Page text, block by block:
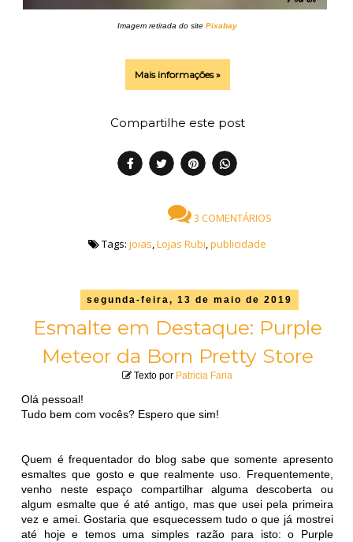
Imagem retirada do site Pixabay
Mais informações »
Compartilhe este post
3 COMENTÁRIOS
Tags: joias,Lojas Rubi,publicidade
segunda-feira, 13 de maio de 2019
Esmalte em Destaque: Purple
Meteor da Born Pretty Store
Texto por Patricia Faria
Olá pessoal!
Tudo bem com vocês? Espero que sim!
Quem é frequentador do blog sabe que somente apresento
esmaltes que gosto e que realmente uso. Frequentemente,
venho neste espaço compartilhar alguma descoberta ou
algum esmalte que é até antigo, mas que usei pela primeira
vez e amei. Gostaria que esquecessem tudo o que já mostrei
até hoje e temos uma simples razão para isto: o Purple